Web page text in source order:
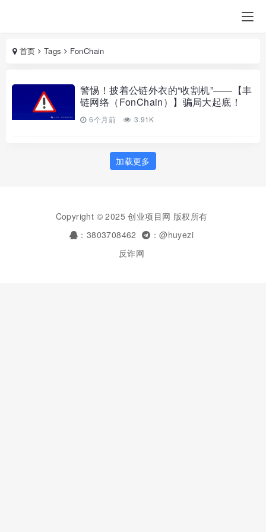
首页 Tags FonChain
警惕！披着公链外衣的“收割机”——【丰
链网络（FonChain）】骗局大起底！
6个月前 3.91K
加载更多
Copyright © 2025 创业项目网 版权所有
：3803708462
：@huyezi
反诈网